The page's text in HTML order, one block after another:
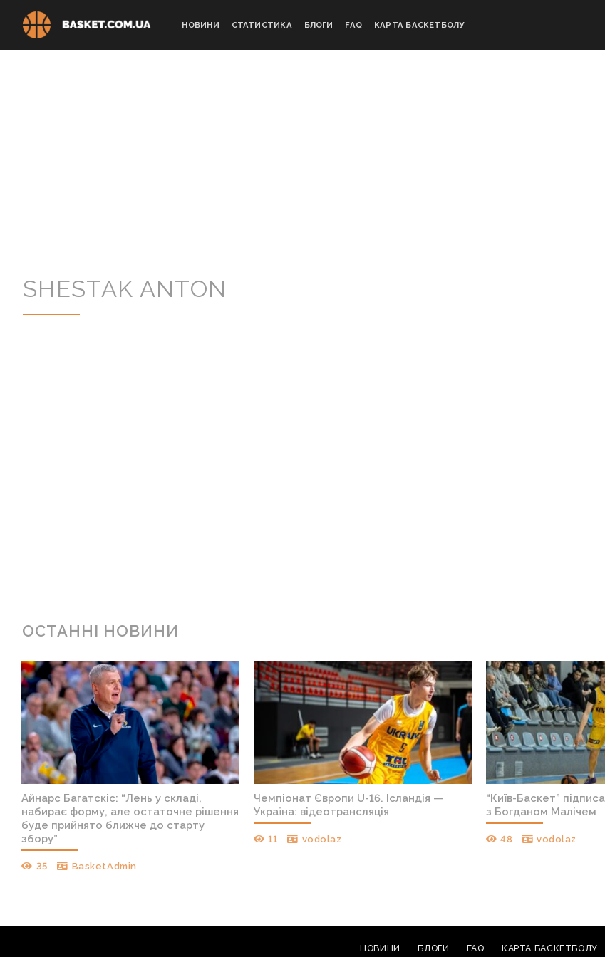
НОВИНИ СТАТИСТИКА БЛОГИ FAQ КАРТА БАСКЕТБОЛУ
SHESTAK ANTON
ОСТАННІ НОВИНИ
Айнарс Багатскіс: “Лень у складі,
набирає форму, але остаточне рішення
буде прийнято ближче до старту
збору”
35 BasketAdmin
Чемпіонат Європи U-16. Ісландія —
Україна: відеотрансляція
11 vodolaz
“Київ-Баскет”
з Богданом Малічем
48 vodolaz
НОВИНИ БЛОГИ FAQ КАРТА БАСКЕТБОЛУ